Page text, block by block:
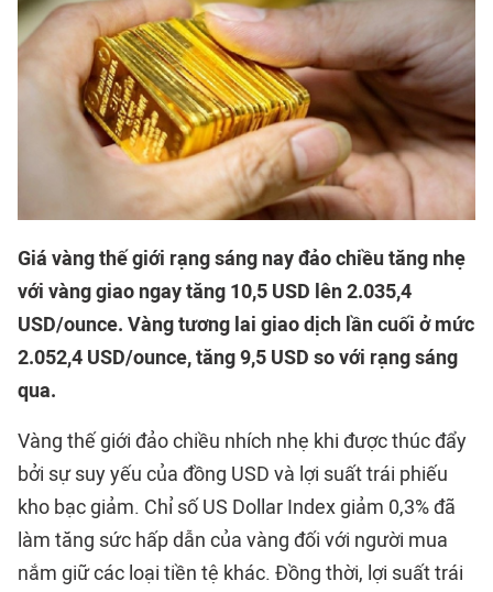
Giá vàng thế giới rạng sáng nay đảo chiều tăng nhẹ
với vàng giao ngay tăng 10,5 USD lên 2.035,4
USD/ounce. Vàng tương lai giao dịch lần cuối ở mức
2.052,4 USD/ounce, tăng 9,5 USD so với rạng sáng
qua.
Vàng thế giới đảo chiều nhích nhẹ khi được thúc đẩy
bởi sự suy yếu của đồng USD và lợi suất trái phiếu
kho bạc giảm. Chỉ số US Dollar Index giảm 0,3% đã
làm tăng sức hấp dẫn của vàng đối với người mua
nắm giữ các loại tiền tệ khác. Đồng thời, lợi suất trái